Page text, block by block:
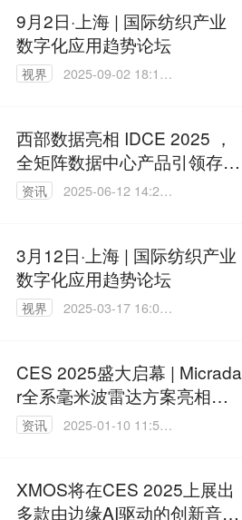
9月2日·上海 | 国际纺织产业
数字化应用趋势论坛
视界
2025-09-02 18:13:
西部数据亮相 IDCE 2025 ，
全矩阵数据中心产品引领存
储“底座”革新
资讯
2025-06-12 14:26:
3月12日·上海 | 国际纺织产业
数字化应用趋势论坛
视界
2025-03-17 16:01:
CES 2025盛大启幕 | Micrada
r全系毫米波雷达方案亮相国
际舞台
资讯
2025-01-10 11:50:
XMOS将在CES 2025上展出
多款由边缘AI驱动的创新音